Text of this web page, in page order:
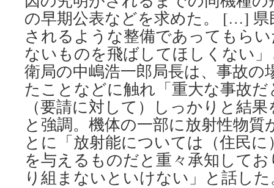
の早期公表などを求めた。 […] 県
されるような整備であってもら
ないものを飛ばしてほしくない
衛局の中嶋浩一郎局長は、事故の
たことなどに触れ「重大な事故
（要請に対して）しっかりと結
と強調。機体の一部に放射性物
とに「放射能については（住民
を与えるものだと重々承知して
り組まないといけない」と話し